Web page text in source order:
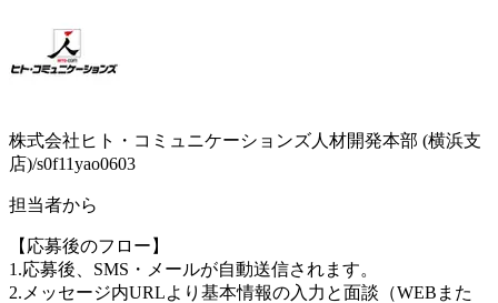
株式会社ヒト・コミュニケーションズ人材開発本部 (横浜支
店)/s0f11yao0603
担当者から
【応募後のフロー】
1.応募後、SMS・メールが自動送信されます。
2.メッセージ内URLより基本情報の入力と面談（WEBまた